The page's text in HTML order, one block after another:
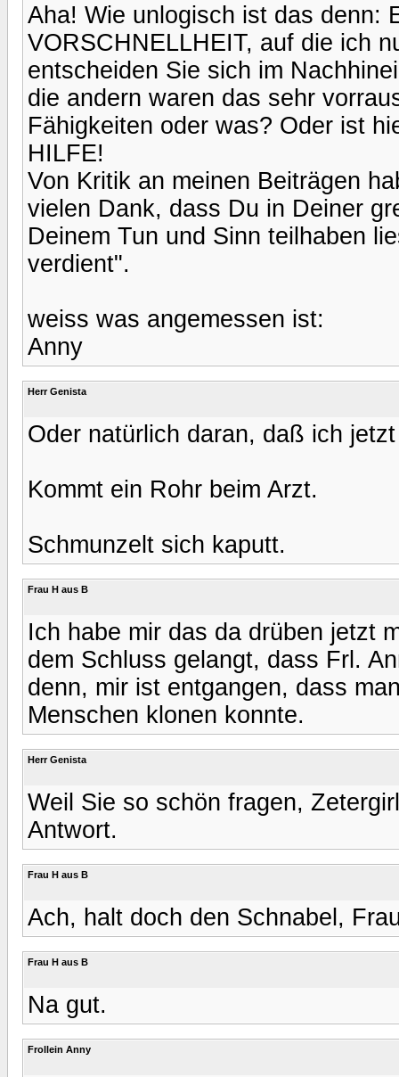
Aha! Wie unlogisch ist das denn:
VORSCHNELLHEIT, auf die ich
entscheiden Sie sich im
die andern waren das sehr
Fähigkeiten oder was? Oder ist
HILFE!
Von Kritik an meinen Beiträgen
vielen Dank, dass Du in Deiner
Deinem Tun und Sinn teilhaben
verdient".
weiss was angemessen ist:
Anny
Herr Genista
Oder natürlich daran, daß ich
Kommt ein Rohr beim Arzt.
Schmunzelt sich kaputt.
Frau H aus B
Ich habe mir das da drüben jetzt
dem Schluss gelangt, dass Frl.
denn, mir ist entgangen, dass
Menschen klonen konnte.
Herr Genista
Weil Sie so schön fragen,
Antwort.
Frau H aus B
Ach, halt doch den Schnabel,
Frau H aus B
Na gut.
Frollein Anny